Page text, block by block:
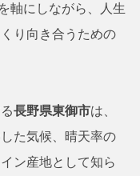
軸にしながら、人生
り向き合うための
長野県東御市は、
た気候、晴天率の
ン産地として知ら